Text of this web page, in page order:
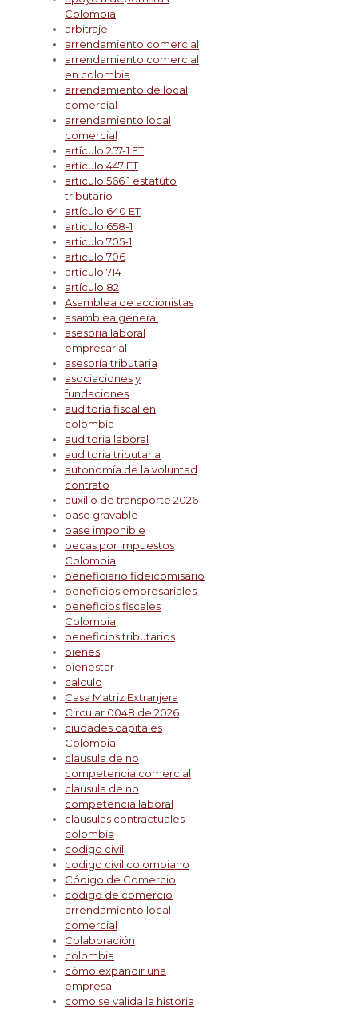
Colombia
arbitraje
arrendamiento comercial
arrendamiento comercial
en colombia
arrendamiento de local
comercial
arrendamiento local
comercial
artículo 257-1 ET
artículo 447 ET
articulo 566 1 estatuto
tributario
artículo 640 ET
articulo 658-1
articulo 705-1
articulo 706
articulo 714
artículo 82
Asamblea de accionistas
asamblea general
asesoria laboral
empresarial
asesoría tributaria
asociaciones y
fundaciones
auditoría fiscal en
colombia
auditoria laboral
auditoria tributaria
autonomía de la voluntad
contrato
auxilio de transporte 2026
base gravable
base imponible
becas por impuestos
Colombia
beneficiario fideicomisario
beneficios empresariales
beneficios fiscales
Colombia
beneficios tributarios
bienes
bienestar
calculo
Casa Matriz Extranjera
Circular 0048 de 2026
ciudades capitales
Colombia
clausula de no
competencia comercial
clausula de no
competencia laboral
clausulas contractuales
colombia
codigo civil
codigo civil colombiano
Código de Comercio
codigo de comercio
arrendamiento local
comercial
Colaboración
colombia
cómo expandir una
empresa
como se valida la historia